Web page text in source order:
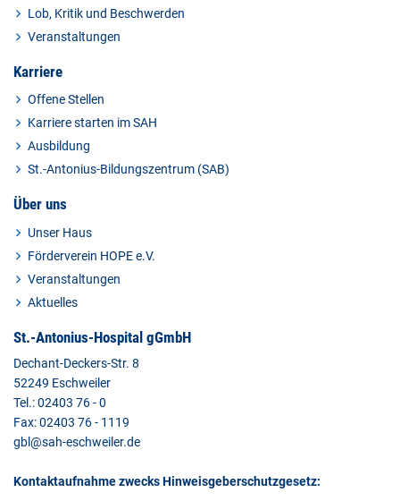
Lob, Kritik und Beschwerden
Veranstaltungen
Karriere
Offene Stellen
Karriere starten im SAH
Ausbildung
St.-Antonius-Bildungszentrum (SAB)
Über uns
Unser Haus
Förderverein HOPE e.V.
Veranstaltungen
Aktuelles
St.-Antonius-Hospital gGmbH
Dechant-Deckers-Str. 8
52249 Eschweiler
Tel.: 02403 76 - 0
Fax: 02403 76 - 1119
gbl@sah-eschweiler.de
Kontaktaufnahme zwecks Hinweisgeberschutzgesetz: